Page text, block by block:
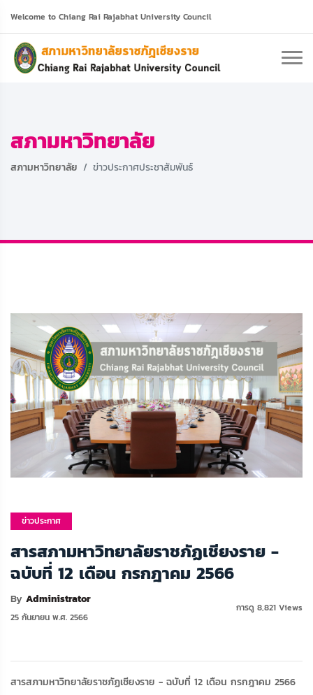
Welcome to Chiang Rai Rajabhat University Council
สภามหาวิทยาลัย
สภามหาวิทยาลัย ข่าวประกาศประชาสัมพันธ์
ข่าวประกาศ
สารสภามหาวิทยาลัยราชภัฏเชียงราย -
ฉบับที่ 12 เดือน กรกฎาคม 2566
By Administrator
25 กันยายน พ.ศ. 2566
การดู 8,821 Views
สารสภามหาวิทยาลัยราชภัฏเชียงราย - ฉบับที่ 12 เดือน กรกฎาคม 2566